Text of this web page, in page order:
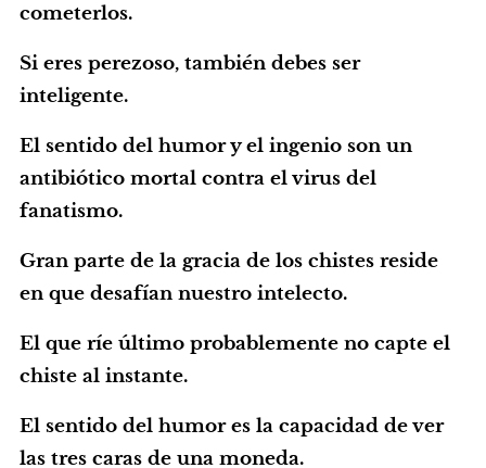
cometerlos.
Si eres perezoso, también debes ser
inteligente.
El sentido del humor y el ingenio son un
antibiótico mortal contra el virus del
fanatismo.
Gran parte de la gracia de los chistes reside
en que desafían nuestro intelecto.
El que ríe último probablemente no capte el
chiste al instante.
El sentido del humor es la capacidad de ver
las tres caras de una moneda.